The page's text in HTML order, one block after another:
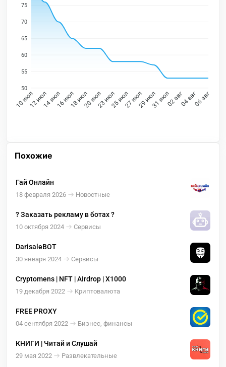
75
70
65
60
55
50
10 июл12 июл14 июл16 июл18 июл20 июл23 июл25 июл27 июл29 июл31 июл02 авг04 авг06 авг
Похожие
Гай Онлайн
18 февраля 2026 Новостные
? Заказать рекламу в ботах ?
10 октября 2024 Сервисы
DarisaleBOT
30 января 2024 Сервисы
Cryptomens | NFT | AIrdrop | X1000
19 декабря 2022 Криптовалюта
FREE PROXY
04 сентября 2022 Бизнес, финансы
КНИГИ | Читай и Слушай
29 мая 2022 Развлекательные